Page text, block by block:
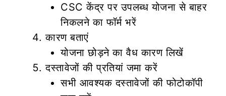
CSC केंद्र पर उपलब्ध योजना से बाहर
निकलने का फॉर्म भरें
कारण बताएं
योजना छोड़ने का वैध कारण लिखें
दस्तावेजों की प्रतियां जमा करें
सभी आवश्यक दस्तावेजों की फोटोकॉपी